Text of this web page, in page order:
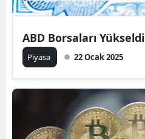
ABD Borsaları Yükseldi
Piyasa 22 Ocak 2025